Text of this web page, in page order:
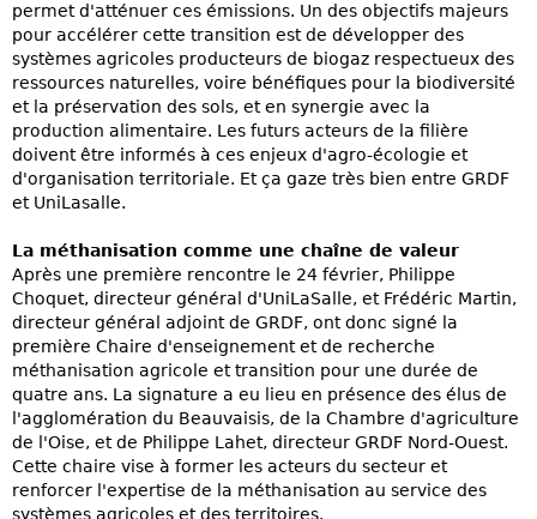
permet d'atténuer ces émissions. Un des objectifs majeurs
pour accélérer cette transition est de développer des
systèmes agricoles producteurs de biogaz respectueux des
ressources naturelles, voire bénéfiques pour la biodiversité
et la préservation des sols, et en synergie avec la
production alimentaire. Les futurs acteurs de la filière
doivent être informés à ces enjeux d'agro-écologie et
d'organisation territoriale. Et ça gaze très bien entre GRDF
et UniLasalle.
La méthanisation comme une chaîne de valeur
Après une première rencontre le 24 février, Philippe
Choquet, directeur général d'UniLaSalle, et Frédéric Martin,
directeur général adjoint de GRDF, ont donc signé la
première Chaire d'enseignement et de recherche
méthanisation agricole et transition pour une durée de
quatre ans. La signature a eu lieu en présence des élus de
l'agglomération du Beauvaisis, de la Chambre d'agriculture
de l'Oise, et de Philippe Lahet, directeur GRDF Nord-Ouest.
Cette chaire vise à former les acteurs du secteur et
renforcer l'expertise de la méthanisation au service des
systèmes agricoles et des territoires.